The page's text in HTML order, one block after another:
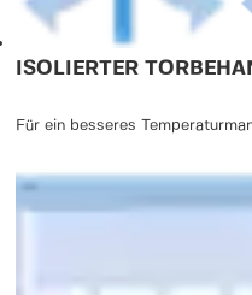
ISOLIERTER
Für ein besseres